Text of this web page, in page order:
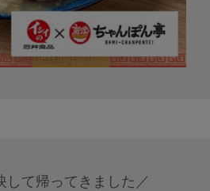
して帰ってきました／